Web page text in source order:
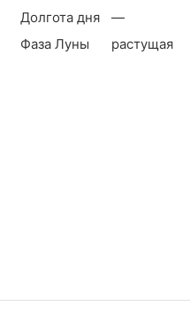
Долгота дня
—
Фаза Луны
растущая